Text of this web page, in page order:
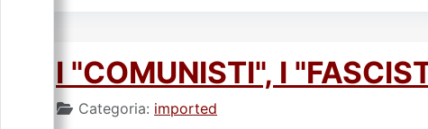
I "COMUNISTI", I
Categoria: imported